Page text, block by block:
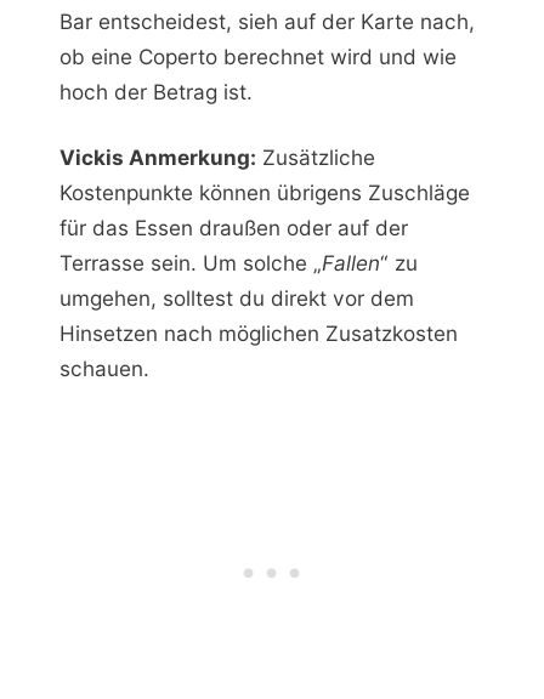
Bar entscheidest, sieh auf der Karte nach,
ob eine Coperto berechnet wird und wie
hoch der Betrag ist.
Vickis Anmerkung: Zusätzliche
Kostenpunkte können übrigens Zuschläge
für das Essen draußen oder auf der
Terrasse sein. Um solche „Fallen“ zu
umgehen, solltest du direkt vor dem
Hinsetzen nach möglichen Zusatzkosten
schauen.